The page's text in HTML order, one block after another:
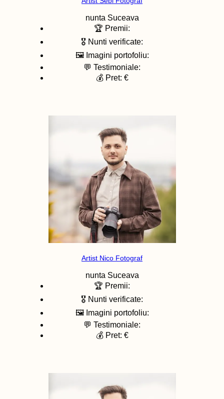
nunta Suceava
🏆 Premii:
🎖️ Nunti verificate:
🖼️ Imagini portofoliu:
💬 Testimoniale:
💰 Pret: €
Artist Nico Fotograf
nunta Suceava
🏆 Premii:
🎖️ Nunti verificate:
🖼️ Imagini portofoliu:
💬 Testimoniale:
💰 Pret: €